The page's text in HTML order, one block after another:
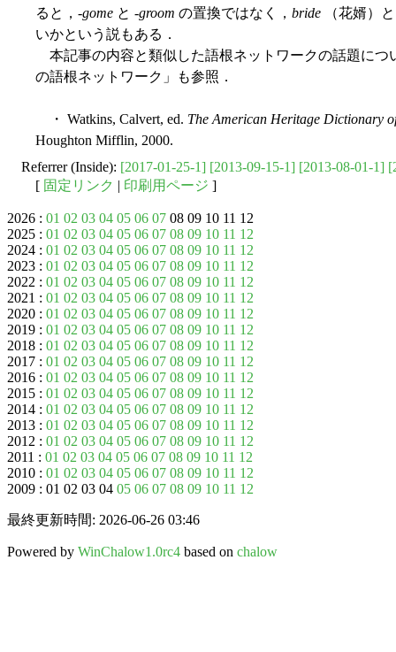
ると，-gome と -groom の置換ではなく， bride （花婿）
いかという説もある．
本記事の内容と類似した語根ネットワークの話題につ
の語根ネットワーク」も参照．
・ Watkins, Calvert, ed. The American Heritage Dictionary
Houghton Mifflin, 2000.
Referrer (Inside): [2017-01-25-1] [2013-09-15-1] [2013-08-01-1]
[ 固定リンク | 印刷用ページ ]
2026 : 01 02 03 04 05 06 07 08 09 10 11 12
2025 : 01 02 03 04 05 06 07 08 09 10 11 12
2024 : 01 02 03 04 05 06 07 08 09 10 11 12
2023 : 01 02 03 04 05 06 07 08 09 10 11 12
2022 : 01 02 03 04 05 06 07 08 09 10 11 12
2021 : 01 02 03 04 05 06 07 08 09 10 11 12
2020 : 01 02 03 04 05 06 07 08 09 10 11 12
2019 : 01 02 03 04 05 06 07 08 09 10 11 12
2018 : 01 02 03 04 05 06 07 08 09 10 11 12
2017 : 01 02 03 04 05 06 07 08 09 10 11 12
2016 : 01 02 03 04 05 06 07 08 09 10 11 12
2015 : 01 02 03 04 05 06 07 08 09 10 11 12
2014 : 01 02 03 04 05 06 07 08 09 10 11 12
2013 : 01 02 03 04 05 06 07 08 09 10 11 12
2012 : 01 02 03 04 05 06 07 08 09 10 11 12
2011 : 01 02 03 04 05 06 07 08 09 10 11 12
2010 : 01 02 03 04 05 06 07 08 09 10 11 12
2009 : 01 02 03 04 05 06 07 08 09 10 11 12
最終更新時間: 2026-06-26 03:46
Powered by WinChalow1.0rc4 based on chalow